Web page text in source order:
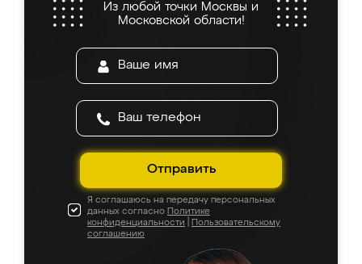
Из любой точки Москвы и
Московской области!
Отправить
Я соглашаюсь на передачу персональных
данных согласно Политике
конфиденциальности
Пользовательскому
соглашению